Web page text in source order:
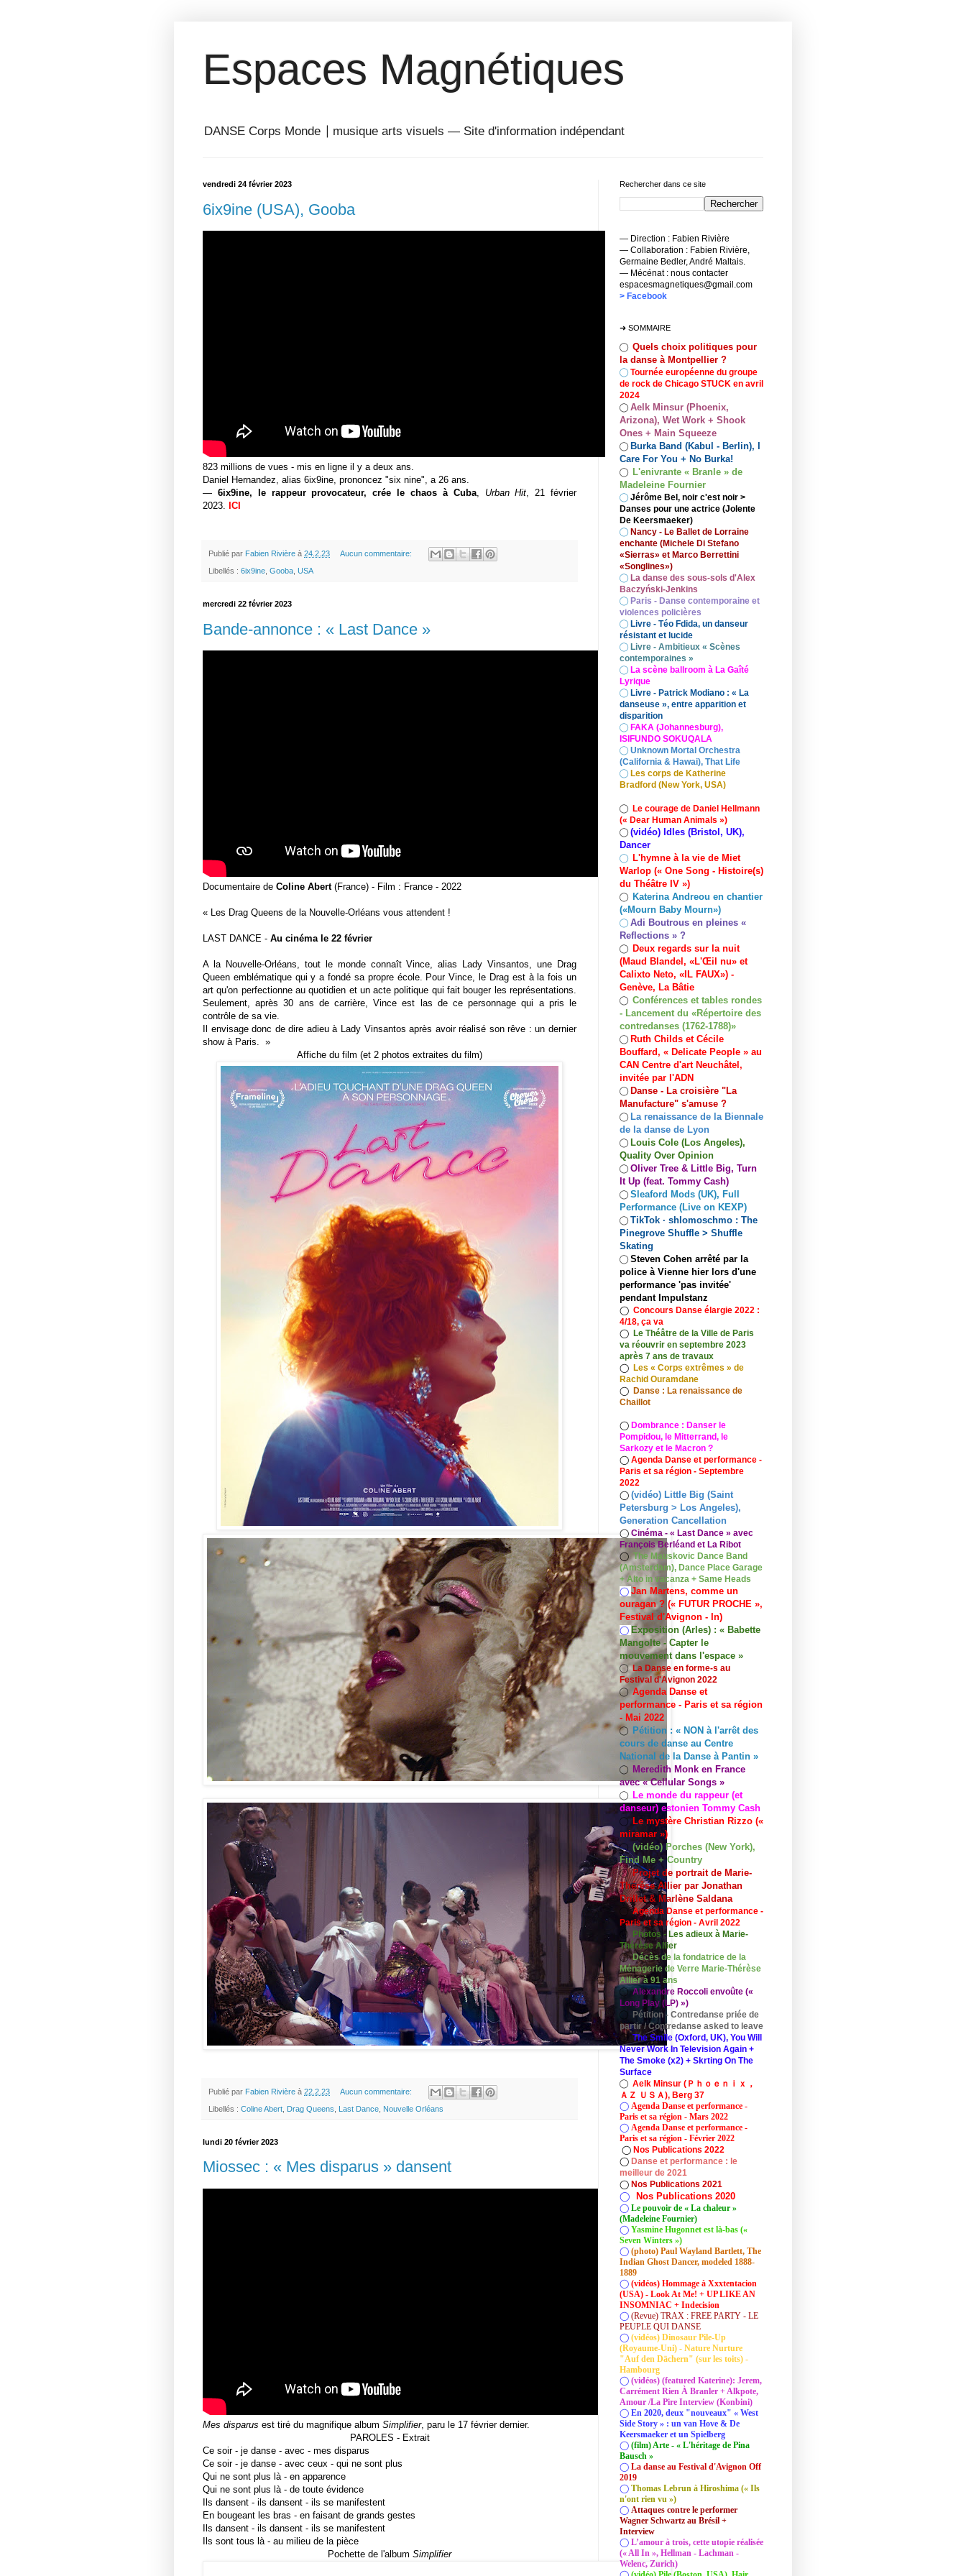
Espaces Magnétiques
DANSE Corps Monde ⎥ musique arts visuels — Site d'information indépendant
vendredi 24 février 2023
6ix9ine (USA), Gooba
823 millions de vues - mis en ligne il y a deux ans.
Daniel Hernandez, alias 6ix9ine, prononcez "six nine", a 26 ans.
— 6ix9ine, le rappeur provocateur, crée le chaos à Cuba, Urban Hit, 21 février
2023. ICI
Publié par Fabien Rivière à 24.2.23 Aucun commentaire:
Libellés : 6ix9ine, Gooba, USA
mercredi 22 février 2023
Bande-annonce : « Last Dance »
Documentaire de Coline Abert(France) - Film : France - 2022
« Les Drag Queens de la Nouvelle-Orléans vous attendent !
LAST DANCE - Au cinéma le 22 février
A la Nouvelle-Orléans, tout le monde connaît Vince, alias Lady Vinsantos, une Drag
Queen emblématique qui y a fondé sa propre école. Pour Vince, le Drag est à la fois un
art qu'on perfectionne au quotidien et un acte politique qui fait bouger les représentations.
Seulement, après 30 ans de carrière, Vince est las de ce personnage qui a pris le
contrôle de sa vie.
Il envisage donc de dire adieu à Lady Vinsantos après avoir réalisé son rêve : un dernier
show à Paris. »
Affiche du film (et 2 photos extraites du film)
Publié par Fabien Rivière à 22.2.23 Aucun commentaire:
Libellés : Coline Abert Drag Queens Last Dance Nouvelle Orléans
lundi 20 février 2023
Miossec : « Mes disparus » dansent
Mes disparus est tiré du magnifique album Simplifier, paru le 17 février dernier.
PAROLES - Extrait
Ce soir - je danse - avec - mes disparus
Ce soir - je danse - avec ceux - qui ne sont plus
Qui ne sont plus là - en apparence
Qui ne sont plus là - de toute évidence
Ils dansent - ils dansent - ils se manifestent
En bougeant les bras - en faisant de grands gestes
Ils dansent - ils dansent - ils se manifestent
Ils sont tous là - au milieu de la pièce
Pochette de l'album Simplifier
Rechercher dans ce site
— Direction : Fabien Rivière
— Collaboration : Fabien Rivière,
Germaine Bedler, André Maltais.
— Mécénat : nous contacter
espacesmagnetiques@gmail.com
> Facebook
➜ SOMMAIRE
◯ Quels choix politiques pour
la danse à Montpellier ?
◯ Tournée européenne du groupe
de rock de Chicago STUCK en avril
2024
◯ Aelk Minsur (Phoenix,
Arizona), Wet Work + Shook
Ones + Main Squeeze
◯ Burka Band (Kabul - Berlin), I
Care For You + No Burka!
◯ L'enivrante « Branle » de
Madeleine Fournier
◯ Jérôme Bel, noir c'est noir >
Danses pour une actrice (Jolente
De Keersmaeker)
◯ Nancy - Le Ballet de Lorraine
enchante (Michele Di Stefano
«Sierras» et Marco Berrettini
«Songlines»)
◯ La danse des sous-sols d'Alex
Baczyński-Jenkins
◯ Paris - Danse contemporaine et
violences policières
◯ Livre - Téo Fdida, un danseur
résistant et lucide
◯ Livre - Ambitieux « Scènes
contemporaines »
◯ La scène ballroom à La Gaîté
Lyrique
◯ Livre - Patrick Modiano : « La
danseuse », entre apparition et
disparition
◯ FAKA (Johannesburg),
ISIFUNDO SOKUQALA
◯ Unknown Mortal Orchestra
(California & Hawai), That Life
◯ Les corps de Katherine
Bradford (New York, USA)
◯ Le courage de Daniel Hellmann
(« Dear Human Animals »)
◯ (vidéo) Idles (Bristol, UK),
Dancer
◯ L'hymne à la vie de Miet
Warlop (« One Song - Histoire(s)
du Théâtre IV »)
◯ Katerina Andreou en chantier
(«Mourn Baby Mourn»)
◯ Adi Boutrous en pleines «
Reflections » ?
◯ Deux regards sur la nuit
(Maud Blandel, «L'Œil nu» et
Calixto Neto, «IL FAUX») -
Genève, La Bâtie
◯ Conférences et tables rondes
- Lancement du «Répertoire des
contredanses (1762-1788)»
◯ Ruth Childs et Cécile
Bouffard, « Delicate People » au
CAN Centre d'art Neuchâtel,
invitée par l'ADN
◯ Danse - La croisière "La
Manufacture" s'amuse ?
◯ La renaissance de la Biennale
de la danse de Lyon
◯ Louis Cole (Los Angeles),
Quality Over Opinion
◯ Oliver Tree & Little Big, Turn
It Up (feat. Tommy Cash)
◯ Sleaford Mods (UK), Full
Performance (Live on KEXP)
◯ TikTok · shlomoschmo : The
Pinegrove Shuffle > Shuffle
Skating
◯ Steven Cohen arrêté par la
police à Vienne hier lors d'une
performance 'pas invitée'
pendant Impulstanz
◯ Concours Danse élargie 2022 :
4/18, ça va
◯ Le Théâtre de la Ville de Paris
va réouvrir en septembre 2023
après 7 ans de travaux
◯ Les « Corps extrêmes » de
Rachid Ouramdane
◯ Danse : La renaissance de
Chaillot
◯ Dombrance : Danser le
Pompidou, le Mitterrand, le
Sarkozy et le Macron ?
◯ Agenda Danse et performance -
Paris et sa région - Septembre
2022
◯ (vidéo) Little Big (Saint
Petersburg > Los Angeles),
Generation Cancellation
◯ Cinéma - « Last Dance » avec
François Berléand et La Ribot
◯The Mauskovic Dance Band
(Amsterdam), Dance Place Garage
+ Alto in vacanza + Same Heads
◯ Jan Martens, comme un
ouragan ? (« FUTUR PROCHE »,
Festival d'Avignon - In)
◯ Exposition (Arles) : « Babette
Mangolte - Capter le
mouvement dans l'espace »
◯La Danse en forme-s au
Festival d'Avignon 2022
◯Agenda Danse et
performance - Paris et sa région
- Mai 2022
◯ Pétition : « NON à l'arrêt des
cours de danse au Centre
National de la Danse à Pantin »
◯ Meredith Monk en France
avec « Cellular Songs »
◯ Le monde du rappeur (et
danseur) estonien Tommy Cash
◯ Le mystère Christian Rizzo («
miramar »)
◯ (vidéo) Porches (New York),
Find Me + Country
◯Projet de portrait de Marie-
Thérèse Allier par Jonathan
Drillet & Marlène Saldana
◯Agenda Danse et performance -
Paris et sa région - Avril 2022
◯ Photos - Les adieux à Marie-
Thérèse Allier
◯Décès de la fondatrice de la
Ménagerie de Verre Marie-Thérèse
Allier à 91 ans
◯Alexandre Roccoli envoûte («
Long Play (LP) »)
◯ Pétition - Contredanse priée de
partir / Contredanse asked to leave
◯ The Smile (Oxford, UK), You Will
Never Work In Television Again +
The Smoke (x2) + Skrting On The
Surface
◯ Aelk Minsur (Ｐｈｏｅｎｉｘ，
ＡＺ ＵＳＡ), Berg 37
◯ Agenda Danse et performance -
Paris et sa région - Mars 2022
◯ Agenda Danse et performance -
Paris et sa région - Février 2022
◯ Nos Publications 2022
◯ Danse et performance : le
meilleur de 2021
◯ Nos Publications 2021
◯ Nos Publications 2020
◯ Le pouvoir de « La chaleur »
(Madeleine Fournier)
◯ Yasmine Hugonnet est là-bas («
Seven Winters »)
◯ (photo) Paul Wayland Bartlett, The
Indian Ghost Dancer, modeled 1888-
1889
◯ (vidéos) Hommage à Xxxtentacion
(USA) - Look At Me! + UP LIKE AN
INSOMNIAC + Indecision
◯ (Revue) TRAX : FREE PARTY - LE
PEUPLE QUI DANSE
◯ (vidéos) Dinosaur Pile-Up
(Royaume-Uni) - Nature Nurture
"Auf den Dächern" (sur les toits) -
Hambourg
◯ (vidéos) (featured Katerine): Jerem,
Carrément Rien À Branler + Alkpote,
Amour /La Pire Interview (Konbini)
◯ En 2020, deux "nouveaux" « West
Side Story » : un van Hove & De
Keersmaeker et un Spielberg
◯ (film) Arte - « L'héritage de Pina
Bausch »
◯ La danse au Festival d'Avignon Off
2019
◯ Thomas Lebrun à Hiroshima (« Ils
n'ont rien vu »)
◯ Attaques contre le performer
Wagner Schwartz au Brésil +
Interview
◯ L’amour à trois, cette utopie réalisée
(« All In », Hellman - Lachman -
Welenc, Zurich)